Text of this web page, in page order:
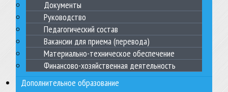
Документы
Руководство
Педагогический состав
Вакансии для приема (перевода)
Материально-техническое обеспечение
Финансово-хозяйственная деятельность
Дополнительное образование